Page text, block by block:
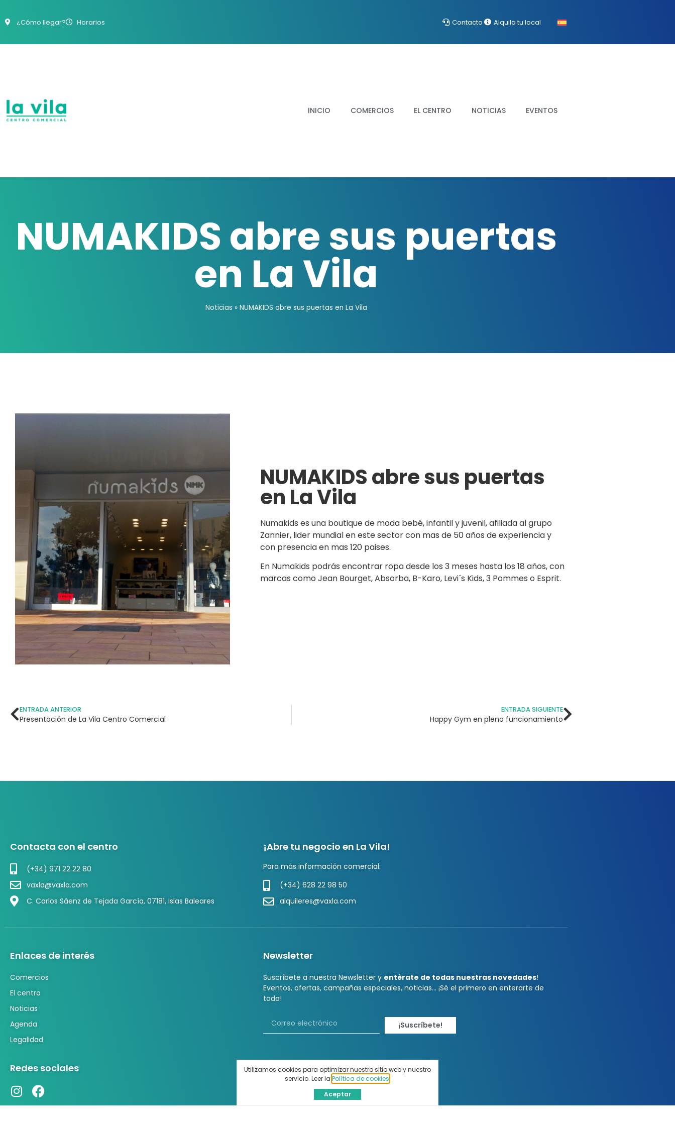
¿Cómo llegar? Horarios Contacto Alquila tu local
INICIO COMERCIOS EL CENTRO NOTICIAS EVENTOS
NUMAKIDS abre sus puertas
en La Vila
Noticias » NUMAKIDS abre sus puertas en La Vila
NUMAKIDS abre sus puertas
en La Vila
Numakids es una boutique de moda bebé, infantil y juvenil, afiliada al grupo
Zannier, lider mundial en este sector con mas de 50 años de experiencia y
con presencia en mas 120 paises.
En Numakids podrás encontrar ropa desde los 3 meses hasta los 18 años, con
marcas como Jean Bourget, Absorba, B-Karo, Levi´s Kids, 3 Pommes o Esprit.
ENTRADA ANTERIOR
Presentación de La Vila Centro Comercial
ENTRADA SIGUIENTE
Happy Gym en pleno funcionamiento
Contacta con el centro
(+34) 971 22 22 80
vaxla@vaxla.com
C. Carlos Sáenz de Tejada García, 07181, Islas Baleares
¡Abre tu negocio en La Vila!
Para más información comercial:
(+34) 628 22 98 50
alquileres@vaxla.com
Enlaces de interés
Comercios
El centro
Noticias
Agenda
Legalidad
Redes sociales
Newsletter
Suscríbete a nuestra Newsletter y entérate de todas nuestras novedades!
Eventos, ofertas, campañas especiales, noticias… ¡Sé el primero en enterarte de
todo!
¡Suscríbete!
Utilizamos cookies para optimizar nuestro sitio web y nuestro
servicio. Leer la Política de cookies
Aceptar